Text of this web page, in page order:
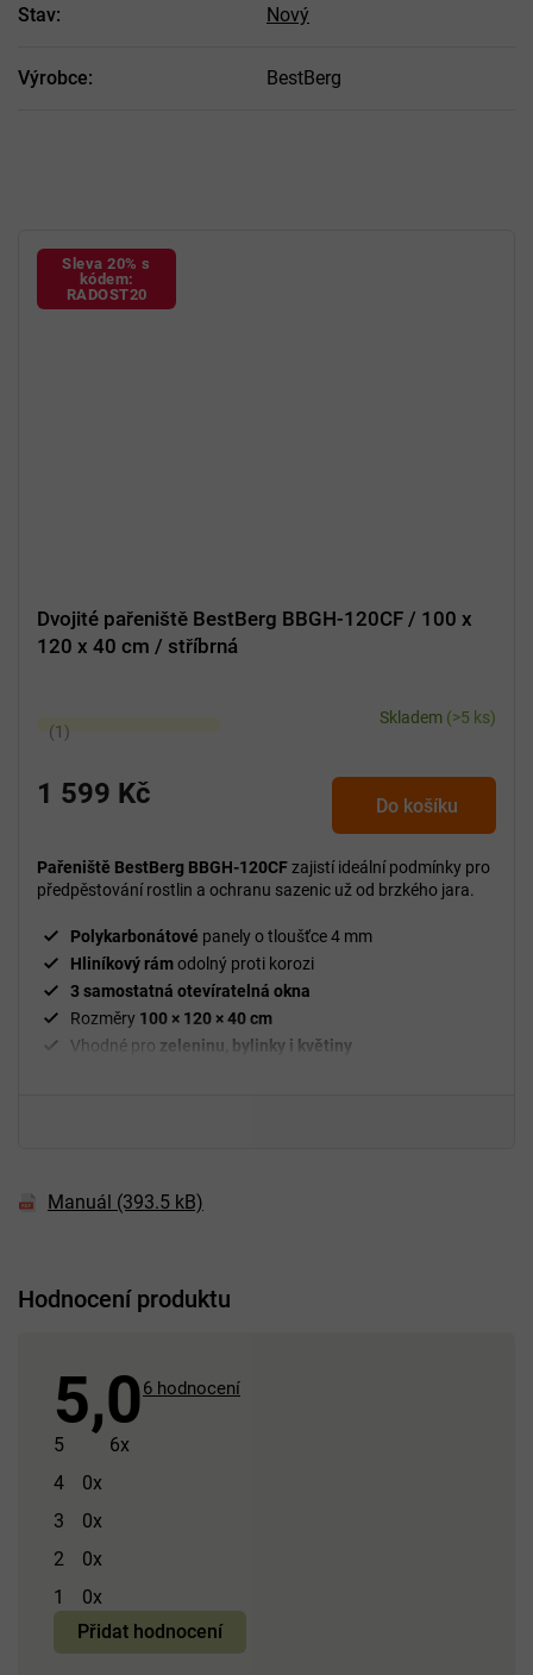
Stav: Nový
Výrobce: BestBerg
Sleva 20% s
kódem:
RADOST20
Dvojité pařeniště BestBerg BBGH-120CF / 100 x
120 x 40 cm / stříbrná
Průměrné
produktu
z
5
Skladem (>5 ks)
1 599 Kč Do košíku
Pařeniště BestBerg BBGH-120CFzajistí ideální podmínky pro
předpěstování rostlin a ochranu sazenic už od brzkého jara.
Polykarbonátové panely o tloušťce 4 mm
Hliníkový rámodolný proti korozi
3 samostatná otevíratelná okna
Rozměry 100 × 120 × 40 cm
Vhodné pro zeleninu, bylinky i květiny
Manuál (393.5 kB)
Hodnocení produktu
5,0Průměrné
6 hodnocení
5
6x
4
0x
3
0x
2
0x
1
0x
Přidat hodnocení